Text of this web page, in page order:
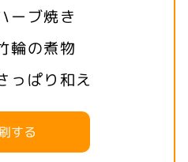
ーブ焼き
輪の煮物
っぱり和え
する